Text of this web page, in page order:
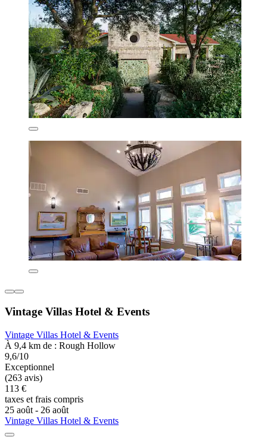
Vintage Villas Hotel & Events
Vintage Villas Hotel & Events
À 9,4 km de : Rough Hollow
9,6/10
Exceptionnel
(263 avis)
113 €
taxes et frais compris
25 août - 26 août
Vintage Villas Hotel & Events